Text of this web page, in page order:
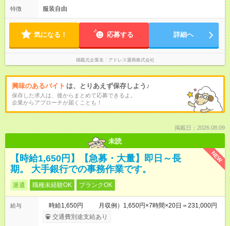
特徴 服装自由
気になる！ 応募する 詳細へ
掲載元企業名 アドレス通商株式会社
興味のあるバイト は、とりあえず保存しよう♪
保存した求人は、後からまとめて応募できるよ。
企業からアプローチが届くことも！
掲載日：2026.08.09
未読
NEW
【時給1,650円】【急募・大量】即日～長
期。 大手銀行での事務作業です。
派遣 職種未経験OK ブランクOK
給与
時給1,650円 月収例）1,650円×7時間×20日＝231,000円
交通費別途支給あり